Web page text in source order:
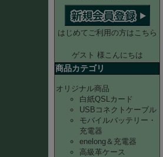
はじめてご利用の方はこちら
ゲスト 様こんにちは
商品カテゴリ
オリジナル商品
白紙QSLカード
USBコネクトケーブル
モバイルバッテリー・
充電器
enelong＆充電器
高級革ケース